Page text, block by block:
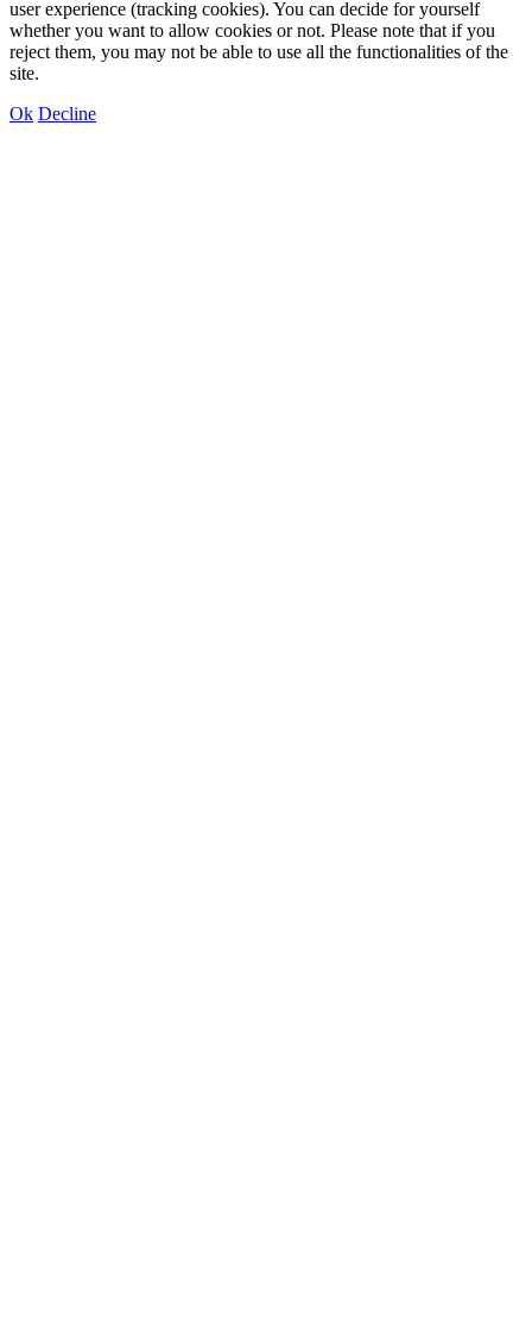
user experience (tracking cookies). You can decide for yourself
whether you want to allow cookies or not. Please note that if you
reject them, you may not be able to use all the functionalities of the
site.
Ok Decline